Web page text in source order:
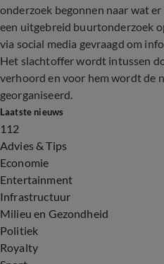
onderzoek begonnen naar wat
een uitgebreid buurtonderzoek
via social media gevraagd om
Het slachtoffer wordt intussen
verhoord en voor hem wordt de
georganiseerd.
Laatste nieuws
112
Advies & Tips
Economie
Entertainment
Infrastructuur
Milieu en Gezondheid
Politiek
Royalty